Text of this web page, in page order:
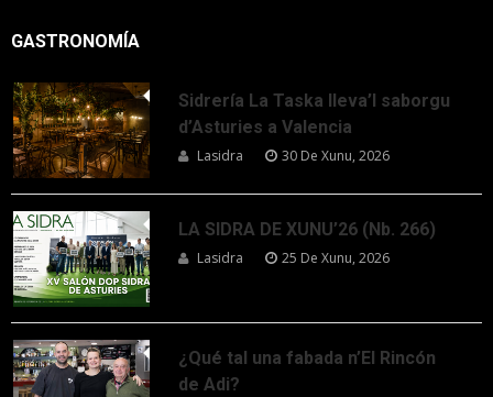
GASTRONOMÍA
Sidrería La Taska lleva’l saborgu
d’Asturies a Valencia
Lasidra 30 De Xunu, 2026
LA SIDRA DE XUNU’26 (Nb. 266)
Lasidra 25 De Xunu, 2026
¿Qué tal una fabada n’El Rincón
de Adi?